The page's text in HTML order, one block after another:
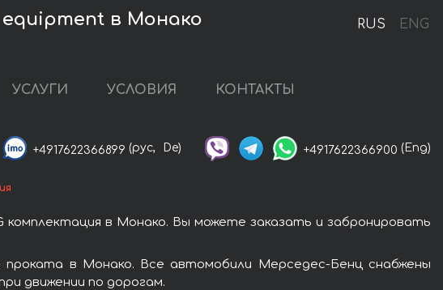
RUS ENG
equipment в Монако
УСЛУГИ УСЛОВИЯ КОНТАКТЫ
+4917622366899 (рус, De) +4917622366900 (Eng)
в Монако. Вы можете заказать и забронировать
проката в Монако. Все автомобили Мерседес-Бенц снабжены
движении по дорогам.